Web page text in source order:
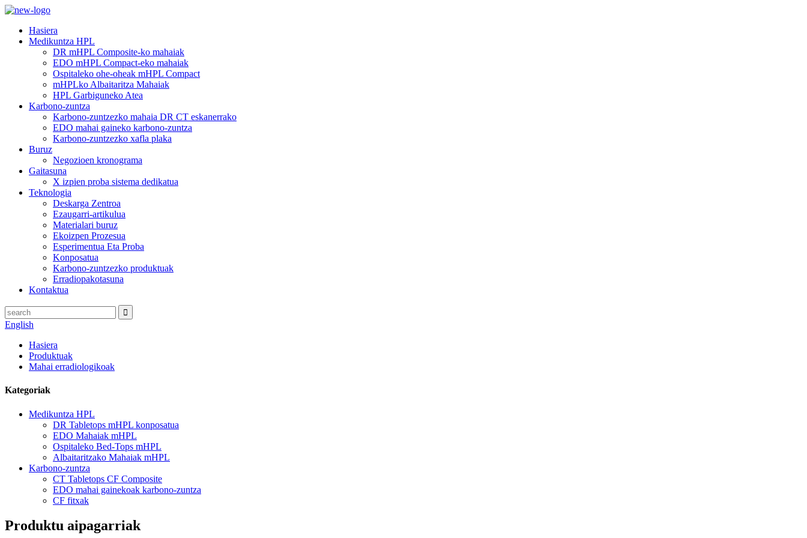
Hasiera
Medikuntza HPL
DR mHPL Composite-ko mahaiak
EDO mHPL Compact-eko mahaiak
Ospitaleko ohe-oheak mHPL Compact
mHPLko Albaitaritza Mahaiak
HPL Garbiguneko Atea
Karbono-zuntza
Karbono-zuntzezko mahaia DR CT eskanerrako
EDO mahai gaineko karbono-zuntza
Karbono-zuntzezko xafla plaka
Buruz
Negozioen kronograma
Gaitasuna
X izpien proba sistema dedikatua
Teknologia
Deskarga Zentroa
Ezaugarri-artikulua
Materialari buruz
Ekoizpen Prozesua
Esperimentua Eta Proba
Konposatua
Karbono-zuntzezko produktuak
Erradiopakotasuna
Kontaktua
English
Hasiera
Produktuak
Mahai erradiologikoak
Kategoriak
Medikuntza HPL
DR Tabletops mHPL konposatua
EDO Mahaiak mHPL
Ospitaleko Bed-Tops mHPL
Albaitaritzako Mahaiak mHPL
Karbono-zuntza
CT Tabletops CF Composite
EDO mahai gainekoak karbono-zuntza
CF fitxak
Produktu aipagarriak